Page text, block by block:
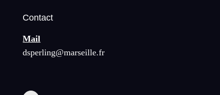
Contact
Mail
dsperling@marseille.fr